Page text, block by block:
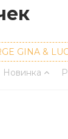
GINA &
Новинка